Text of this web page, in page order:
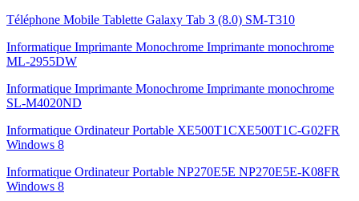
Téléphone Mobile Tablette Galaxy Tab 3 (8.0) SM-T310
Informatique Imprimante Monochrome Imprimante monochrome
ML-2955DW
Informatique Imprimante Monochrome Imprimante monochrome
SL-M4020ND
Informatique Ordinateur Portable XE500T1CXE500T1C-G02FR
Windows 8
Informatique Ordinateur Portable NP270E5E NP270E5E-K08FR
Windows 8